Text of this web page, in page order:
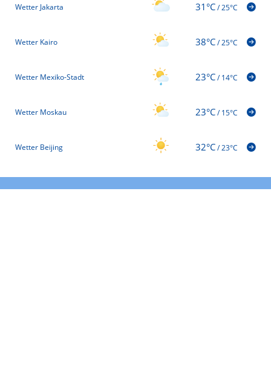
Wetter Jakarta 31°C/25°C
Wetter Kairo 38°C/25°C
Wetter Mexiko-Stadt 23°C/14°C
Wetter Moskau 23°C/15°C
Wetter Beijing 32°C/23°C